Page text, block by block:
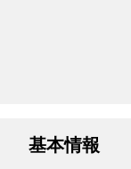
基本情報